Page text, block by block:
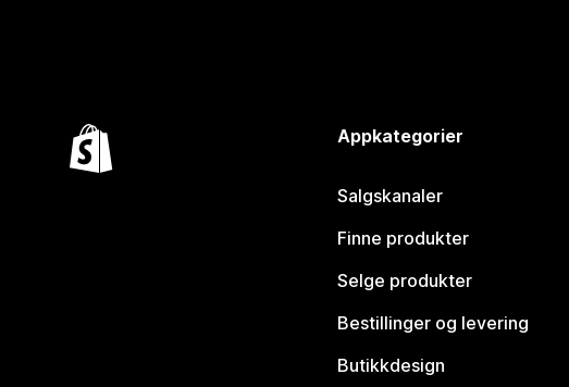
Appkategorier
Salgskanaler
Finne produkter
Selge produkter
Bestillinger og levering
Butikkdesign